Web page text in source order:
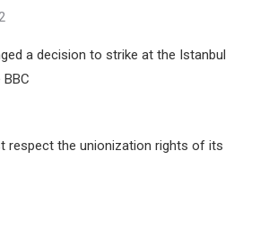
a decision to strike at the Istanbul
respect the unionization rights of its